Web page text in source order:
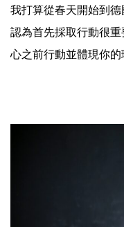
我打算從春天開始到
認為首先採取行動很
心之前行動並體現你的